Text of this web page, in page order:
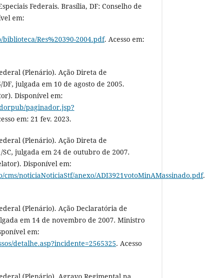
Federais. Brasília, DF: Conselho de
em:
Res%20390-2004.pdf. Acesso em:
(Plenário). Ação Direta de
julgada em 10 de agosto de 2005.
Disponível em:
paginador.jsp?
em: 21 fev. 2023.
(Plenário). Ação Direta de
julgada em 24 de outubro de 2007.
Disponível em:
noticiaNoticiaStf/anexo/ADI3921votoMinAMassinado.pdf.
(Plenário). Ação Declaratória de
em 14 de novembro de 2007. Ministro
em:
detalhe.asp?incidente=2565325. Acesso